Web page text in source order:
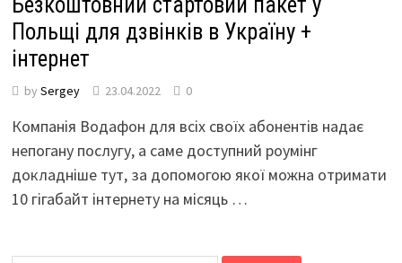
Польщі для дзвінків в Україну +
інтернет
by Sergey 23.04.2022 0
Компанія Водафон для всіх своїх абонентів надає
непогану послугу, а саме доступний роумінг
докладніше тут, за допомогою якої можна отримати
10 гігабайт інтернету на місяць …